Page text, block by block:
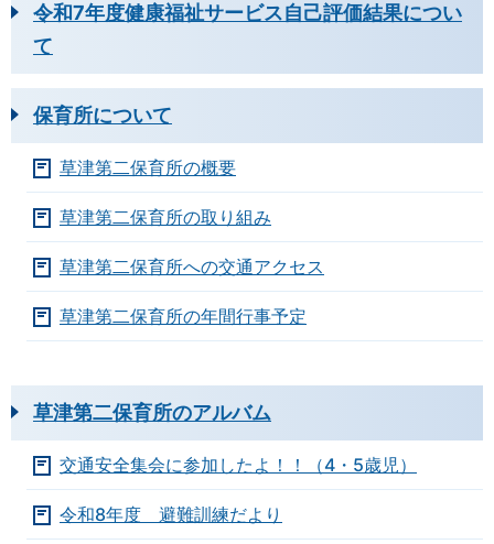
令和7年度健康福祉サービス自己評価結果につい
て
保育所について
草津第二保育所の概要
草津第二保育所の取り組み
草津第二保育所への交通アクセス
草津第二保育所の年間行事予定
草津第二保育所のアルバム
交通安全集会に参加したよ！！（4・5歳児）
令和8年度 避難訓練だより